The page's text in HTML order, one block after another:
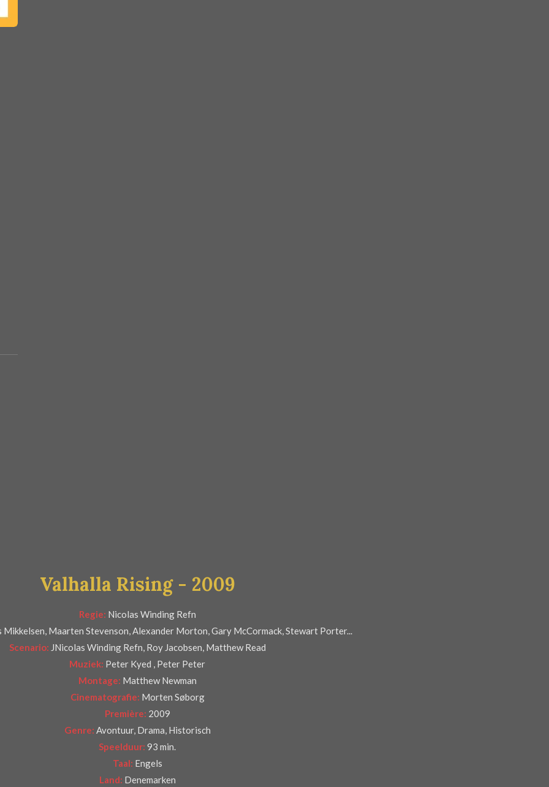
Valhalla Rising - 2009
Regie: Nicolas Winding Refn
Mikkelsen, Maarten Stevenson, Alexander Morton, Gary McCormack, Stewart Porter...
Scenario: JNicolas Winding Refn, Roy Jacobsen, Matthew Read
Muziek: Peter Kyed , Peter Peter
Montage: Matthew Newman
Cinematografie: Morten Søborg
Première: 2009
Genre: Avontuur, Drama, Historisch
Speelduur: 93 min.
Taal: Engels
Land: Denemarken